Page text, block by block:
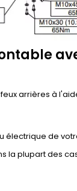
arrières à
électrique de
la plupart des